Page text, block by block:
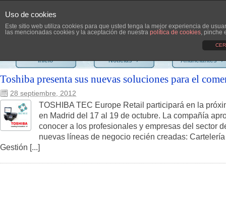
Inicio Noticias › Anunciantes ›
Toshiba presenta sus nuevas soluciones para el
28 septiembre, 2012
TOSHIBA TEC Europe Retail participará en la
en Madrid del 17 al 19 de octubre. La compañía
conocer a los profesionales y empresas del sector
nuevas líneas de negocio recién creadas:
Gestión [...]
Uso de cookies
Este sitio web utiliza cookies para que usted tenga la mejor experiencia de
las mencionadas cookies y la aceptación de nuestra política de cookies, pinche